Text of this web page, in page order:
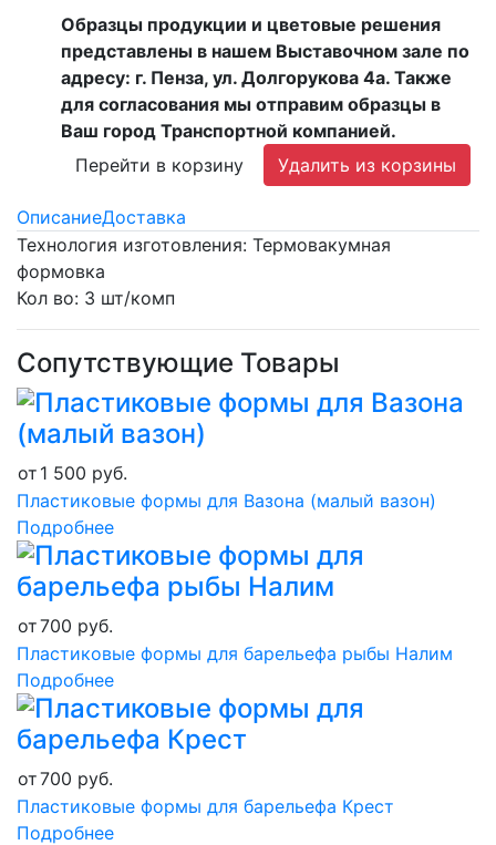
Образцы продукции и цветовые решения
представлены в нашем Выставочном зале по
адресу: г. Пенза, ул. Долгорукова 4а. Также
для согласования мы отправим образцы в
Ваш город Транспортной компанией.
Перейти в корзину
Удалить из корзины
ОписаниеДоставка
Технология изготовления: Термовакумная
формовка
Кол во: 3 шт/комп
Сопутствующие Товары
от 1 500 руб.
Пластиковые формы для Вазона (малый вазон)
Подробнее
от700 руб.
Пластиковые формы для барельефа рыбы Налим
Подробнее
от700 руб.
Пластиковые формы для барельефа Крест
Подробнее